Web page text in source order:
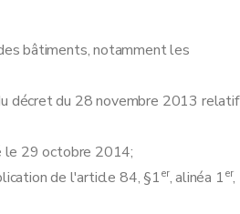
bâtiments, notamment les
décret du 28 novembre 2013 relatif
le 29 octobre 2014;
de l'article 84, §1er, alinéa 1er,